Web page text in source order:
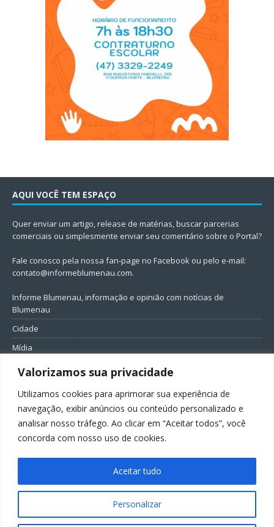
Valorizamos sua privacidade
Utilizamos cookies para aprimorar sua experiência de
navegação, exibir anúncios ou conteúdo personalizado e
analisar nosso tráfego. Ao clicar em “Aceitar todos”, você
concorda com nosso uso de cookies.
Personalizar
Aceitar tudo
AQUI VOCÊ TEM ESPAÇO
Quer enviar um artigo, release de matérias, buscar parcerias
comerciais ou simplesmente enviar seu comentário sobre o Portal?
Fale conosco pela nossa fan-page no Facebook ou pelo e-mail:
contato@informeblumenau.com.
Informe Blumenau, informação e opinião com notícias de
Blumenau
Cidade
Mídia
Entretenimento
Política